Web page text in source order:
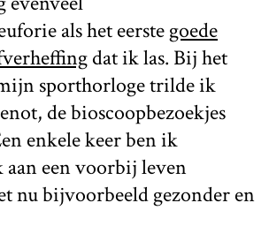
als het eerstegoede
dat ik las. Bij het
sporthorloge trilde ik
de bioscoopbezoekjes
enkele keer ben ik
een voorbij leven
nu bijvoorbeeld gezonder en